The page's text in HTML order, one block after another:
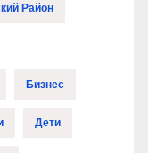
Район
Бизнес
Дети